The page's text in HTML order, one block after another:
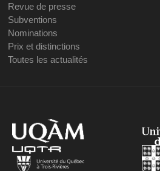
Revue de presse
Subventions
Nominations
Prix et distinctions
Toutes les actualités